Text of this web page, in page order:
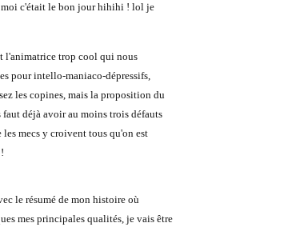
moi c'était le bon jour hihihi ! lol je
l'animatrice trop cool qui nous
pour intello-maniaco-dépressifs,
les copines, mais la proposition du
déjà avoir au moins trois défauts
mecs y croivent tous qu'on est
le résumé de mon histoire où
mes principales qualités, je vais être